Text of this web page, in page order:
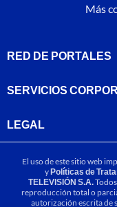
Más
RED DE PORTALES
SERVICIOS
LEGAL
El uso de este sitio web
yPolíticas de
TELEVISIÓN S.A.
reproducción total o
autorización escrita de